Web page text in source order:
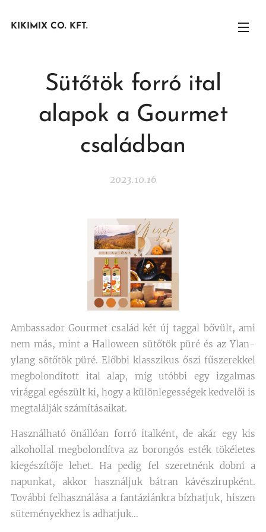
KIKIMIX CO. KFT.
Sütőtök forró ital
alapok a Gourmet
családban
2023.10.16
Ambassador Gourmet család két új taggal bővült, ami
nem más, mint a Halloween sütőtök püré és az Ylan-
ylang sötőtök püré. Előbbi klasszikus őszi fűszerekkel
megbolondított ital alap, míg utóbbi egy izgalmas
virággal egészült ki, hogy a különlegességek kedvelői is
megtalálják számításaikat.
Használható önállóan forró italként, de akár egy kis
alkohollal megbolondítva az borongós esték tökéletes
kiegészítője lehet. Ha pedig fel szeretnénk dobni a
napunkat, akkor használjuk bátran kávészirupként.
További felhasználása a fantáziánkra bízhatjuk, hiszen
süteményekhez is adhatjuk...